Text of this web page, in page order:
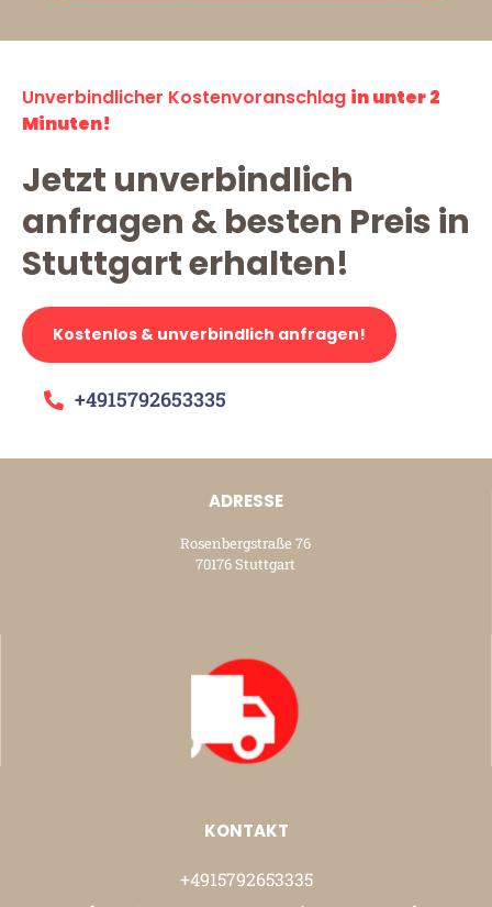
Unverbindlicher Kostenvoranschlag in unter 2
Minuten!
Jetzt unverbindlich
anfragen & besten Preis in
Stuttgart erhalten!
Kostenlos & unverbindlich anfragen!
+4915792653335
ADRESSE
Rosenbergstraße 76
70176 Stuttgart
KONTAKT
+4915792653335